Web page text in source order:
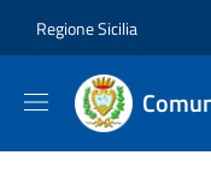
Regione Sicilia